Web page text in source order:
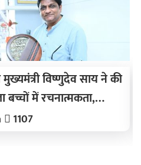
विष्णुदेव साय ने की
बच्चों में रचनात्मकता,
सोच विकसित करने का
1107